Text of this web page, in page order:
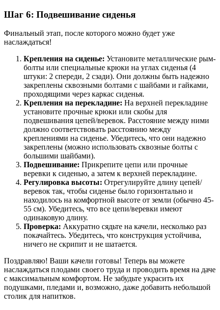
Шаг 6: Подвешивание сиденья
Финальный этап, после которого можно будет уже
наслаждаться!
Крепления на сиденье: Установите металлические рым-
болты или специальные крюки на углах сиденья (4
штуки: 2 спереди, 2 сзади). Они должны быть надежно
закреплены сквозными болтами с шайбами и гайками,
проходящими через каркас сиденья.
Крепления на перекладине: На верхней перекладине
установите прочные крюки или скобы для
подвешивания цепей/веревок. Расстояние между ними
должно соответствовать расстоянию между
креплениями на сиденье. Убедитесь, что они надежно
закреплены (можно использовать сквозные болты с
большими шайбами).
Подвешивание: Прикрепите цепи или прочные
веревки к сиденью, а затем к верхней перекладине.
Регулировка высоты: Отрегулируйте длину цепей/
веревок так, чтобы сиденье было горизонтально и
находилось на комфортной высоте от земли (обычно 45-
55 см). Убедитесь, что все цепи/веревки имеют
одинаковую длину.
Проверка: Аккуратно сядьте на качели, несколько раз
покачайтесь. Убедитесь, что конструкция устойчива,
ничего не скрипит и не шатается.
Поздравляю! Ваши качели готовы! Теперь вы можете
наслаждаться плодами своего труда и проводить время на даче
с максимальным комфортом. Не забудьте украсить их
подушками, пледами и, возможно, даже добавить небольшой
столик для напитков.